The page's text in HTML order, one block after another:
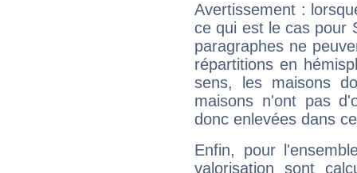
Avertissement :
ce qui est le cas pour
paragraphes ne
répartitions en
sens, les maisons
maisons n'ont pas
donc enlevées dans
Enfin, pour
valorisation sont